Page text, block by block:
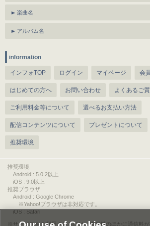
楽曲名
アルバム名
information
インフォTOP ログイン マイページ 会
はじめての方へ お問い合わせ よくあるご
ご利用料金等について 選べるお支払い方法
配信コンテンツについて プレゼントについて
推奨環境
推奨環境
Android : 5.0.2以上
iOS : 9.0以上
推奨ブラウザ
Android : Google Chrome
※Yahoo!ブラウザは非対応です。
iOS : Safari
サービスをご利用されるには、情報料のほかに通信料が